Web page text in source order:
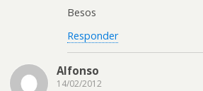
Besos
Responder
Alfonso
14/02/2012